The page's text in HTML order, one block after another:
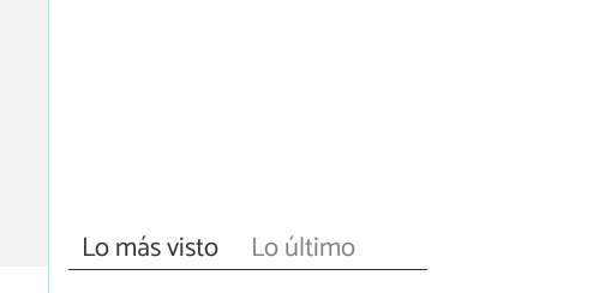
Lo más visto Lo último